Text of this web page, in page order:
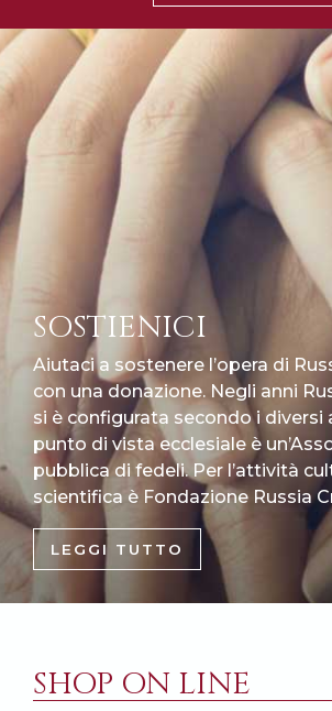
SOSTIENICI
Aiutaci a sostenere l’opera di
con una donazione. Negli anni
si è configurata secondo i diversi
punto di vista ecclesiale è
pubblica di fedeli. Per l’attività
scientifica è Fondazione Russia
LEGGI TUTTO
SHOP ON LINE